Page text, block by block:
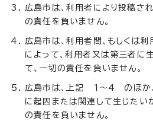
広島市は、利用者により投稿さ
の責任を負いません。
広島市は、利用者間、もしくは
によって、利用者又は第三者に
て、一切の責任を負いません。
広島市は、上記 1～4 のほか
に起因または関連して生じたい
の責任を負いません。